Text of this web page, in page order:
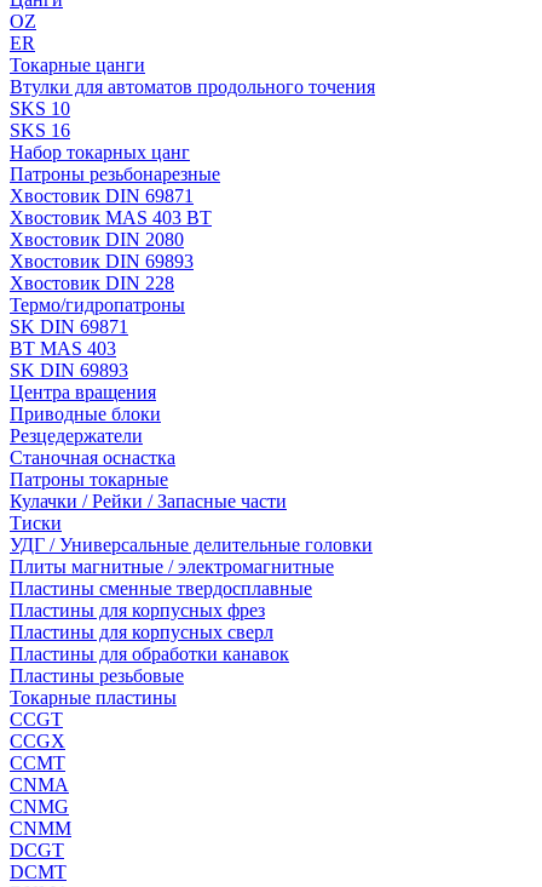
OZ
ER
Токарные цанги
Втулки для автоматов продольного точения
SKS 10
SKS 16
Набор токарных цанг
Патроны резьбонарезные
Хвостовик DIN 69871
Хвостовик MAS 403 BT
Хвостовик DIN 2080
Хвостовик DIN 69893
Хвостовик DIN 228
Термо/гидропатроны
SK DIN 69871
BT MAS 403
SK DIN 69893
Центра вращения
Приводные блоки
Резцедержатели
Станочная оснастка
Патроны токарные
Кулачки / Рейки / Запасные части
Тиски
УДГ / Универсальные делительные головки
Плиты магнитные / электромагнитные
Пластины сменные твердосплавные
Пластины для корпусных фрез
Пластины для корпусных сверл
Пластины для обработки канавок
Пластины резьбовые
Токарные пластины
CCGT
CCGX
CCMT
CNMA
CNMG
CNMM
DCGT
DCMT